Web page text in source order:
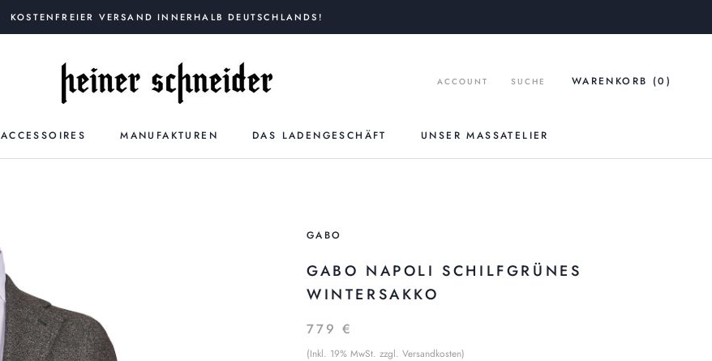
KOSTENFREIER VERSAND INNERHALB DEUTSCHLANDS!
ACCESSOIRES MANUFAKTUREN DAS LADENGESCHÄFT
UNSER MASSATELIER
ACCOUNT SUCHE WARENKORB (0 )
GABO
GABO NAPOLI SCHILFGRÜNES
WINTERSAKKO
779 €
(Inkl. 19% MwSt. zzgl. Versandkosten)